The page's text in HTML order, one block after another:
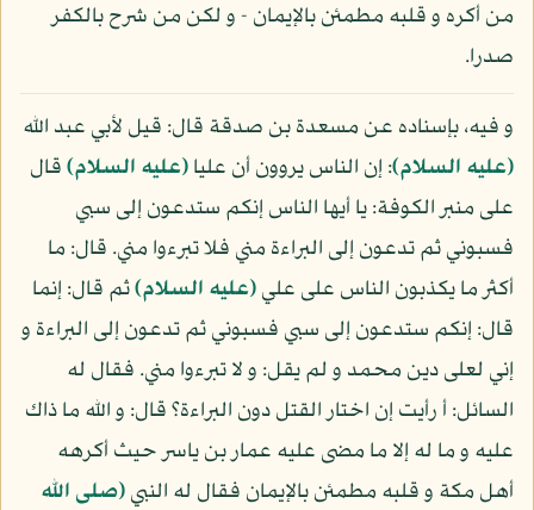
من أكره و قلبه مطمئن بالإيمان - و لكن من شرح بالكفر
صدرا.
و فيه، بإسناده عن مسعدة بن صدقة قال: قيل لأبي عبد الله
(عليه السلام): إن الناس يروون أن عليا(عليه السلام)قال
على منبر الكوفة: يا أيها الناس إنكم ستدعون إلى سبي
فسبوني ثم تدعون إلى البراءة مني فلا تبرءوا مني. قال: ما
أكثر ما يكذبون الناس على علي(عليه السلام)ثم قال: إنما
قال: إنكم ستدعون إلى سبي فسبوني ثم تدعون إلى البراءة و
إني لعلى دين محمد و لم يقل: و لا تبرءوا مني. فقال له
السائل: أ رأيت إن اختار القتل دون البراءة؟ قال: و الله ما ذاك
عليه و ما له إلا ما مضى عليه عمار بن ياسر حيث أكرهه
أهل مكة و قلبه مطمئن بالإيمان فقال له النبي(صلى الله